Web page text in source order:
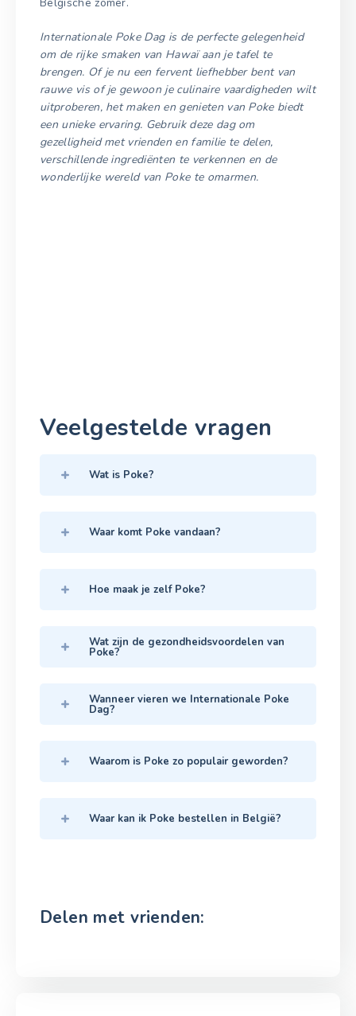
Internationale Poke Dag is de perfecte gelegenheid
om de rijke smaken van Hawaï aan je tafel te
brengen. Of je nu een fervent liefhebber bent van
rauwe vis of je gewoon je culinaire vaardigheden wilt
uitproberen, het maken en genieten van Poke biedt
een unieke ervaring. Gebruik deze dag om
gezelligheid met vrienden en familie te delen,
verschillende ingrediënten te verkennen en de
wonderlijke wereld van Poke te omarmen.
Veelgestelde vragen
Wat is Poke?
Waar komt Poke vandaan?
Hoe maak je zelf Poke?
Wat zijn de gezondheidsvoordelen van
Poke?
Wanneer vieren we Internationale Poke
Dag?
Waarom is Poke zo populair geworden?
Waar kan ik Poke bestellen in België?
Delen met vrienden: